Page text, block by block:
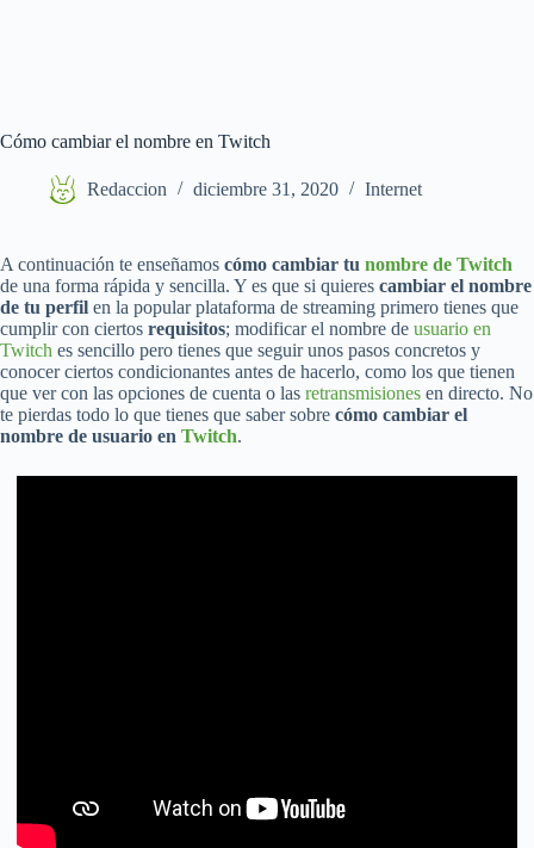
Cómo cambiar el nombre en Twitch
Redaccion diciembre 31, 2020 Internet
A continuación te enseñamos cómo cambiar tu nombre de Twitch
de una forma rápida y sencilla. Y es que si quieres cambiar el nombre
de tu perfil en la popular plataforma de streaming primero tienes que
cumplir con ciertos requisitos; modificar el nombre de usuario en
Twitch es sencillo pero tienes que seguir unos pasos concretos y
conocer ciertos condicionantes antes de hacerlo, como los que tienen
que ver con las opciones de cuenta o las retransmisiones en directo. No
te pierdas todo lo que tienes que saber sobre cómo cambiar el
nombre de usuario en Twitch.